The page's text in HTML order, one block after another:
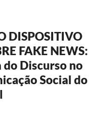
DISPOSITIVO
FAKE NEWS:
Discurso no
Social do